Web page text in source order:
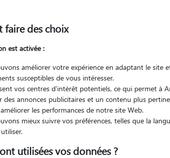
Nouvelle Aquitaine Lot-et-Garonne
faire des choix
est activée :
améliorer votre expérience en adaptant le site
susceptibles de vous intéresser.
vos centres d'intérêt potentiels, ce qui permet à
des annonces publicitaires et un contenu plus
les performances de notre site Web.
mieux suivre vos préférences, telles que la
utilisées vos données ?